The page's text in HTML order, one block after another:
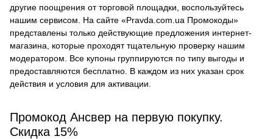
другие поощрения от торговой площадки, воспользуйтесь
нашим сервисом. На сайте «Pravda.com.ua Промокоды»
представлены только действующие предложения интернет-
магазина, которые проходят тщательную проверку нашим
модератором. Все купоны группируются по типу выгоды и
предоставляются бесплатно. В каждом из них указан срок
действия и условия для активации.
Промокод Ансвер на первую покупку.
Скидка 15%